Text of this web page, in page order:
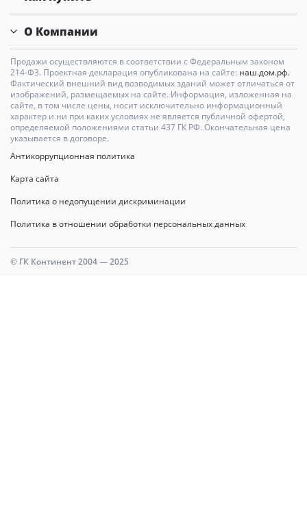
О Компании
Продажи осуществляются в соответствии с Федеральным законом
214-Ф3. Проектная декларация опубликована на сайте: наш.дом.рф.
Фактический внешний вид возводимых зданий может отличаться от
изображений, размещаемых на сайте. Информация, изложенная на
сайте, в том числе цены, носит исключительно информационный
характер и ни при каких условиях не является публичной офертой,
определяемой положениями статьи 437 ГК РФ. Окончательная цена
указывается в договоре.
Антикоррупционная политика
Карта сайта
Политика о недопущении дискриминации
Политика в отношении обработки персональных данных
© ГК Континент 2004 — 2025